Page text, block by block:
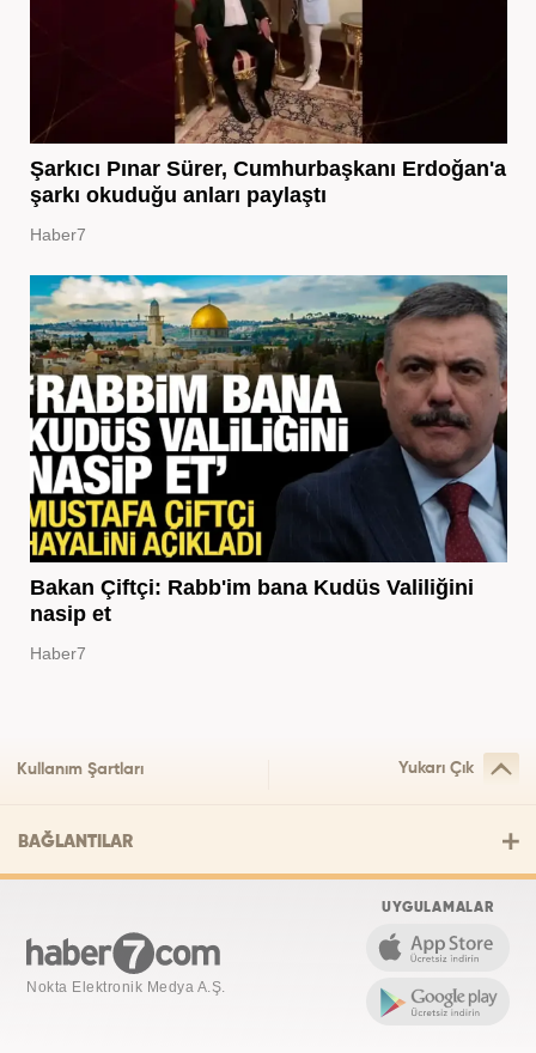
Şarkıcı Pınar Sürer, Cumhurbaşkanı Erdoğan'a
şarkı okuduğu anları paylaştı
Haber7
Bakan Çiftçi: Rabb'im bana Kudüs Valiliğini
nasip et
Haber7
Kullanım Şartları Yukarı Çık
BAĞLANTILAR
Nokta Elektronik Medya A.Ş.
UYGULAMALAR